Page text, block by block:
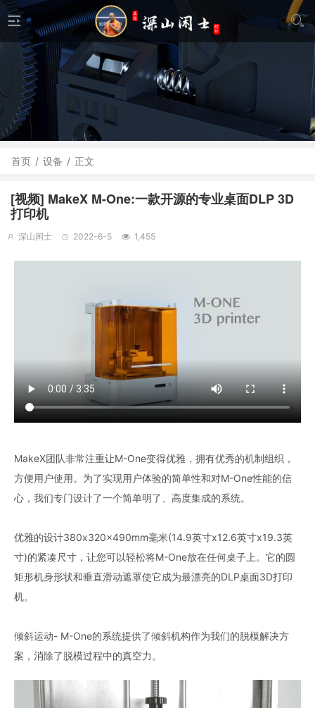
首页 / 设备 / 正文
[视频] MakeX M-One:一款开源的专业桌面DLP 3D
打印机
深山闲士 2022-6-5 1,455
MakeX团队非常注重让M-One变得优雅，拥有优秀的机制组织，
方便用户使用。为了实现用户体验的简单性和对M-One性能的信
心，我们专门设计了一个简单明了、高度集成的系统。
优雅的设计380x320x490mm毫米(14.9英寸x12.6英寸x19.3英
寸)的紧凑尺寸，让您可以轻松将M-One放在任何桌子上。它的圆
矩形机身形状和垂直滑动遮罩使它成为最漂亮的DLP桌面3D打印
机。
倾斜运动- M-One的系统提供了倾斜机构作为我们的脱模解决方
案，消除了脱模过程中的真空力。